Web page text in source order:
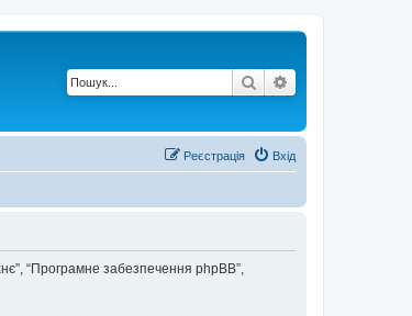
Пошук
Вхід
Реєстрація
“Програмне забезпечення phpBB”,